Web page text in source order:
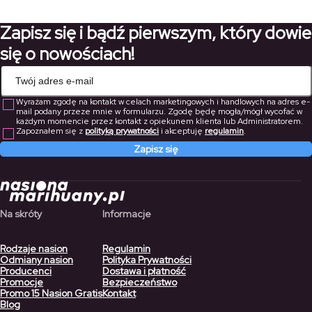
185,50 zł
Zapisz się i bądź pierwszym, który dowie
się o nowościach!
Wyrażam zgodę na kontakt w celach marketingowych i handlowych na adres e-
mail podany przeze mnie w formularzu. Zgodę będę mogła/mógł wycofać w
każdym momencie przez kontakt z opiekunem klienta lub Administratorem.
Zapoznałem się z polityką prywatnościi akceptuję regulamin.
Zapisz się
Na skróty
Rodzaje nasion
Odmiany nasion
Producenci
Promocje
Promo 15 Nasion Gratis
Blog
Informacje
Regulamin
Polityka Prywatności
Dostawa i płatność
Bezpieczeństwo
Kontakt